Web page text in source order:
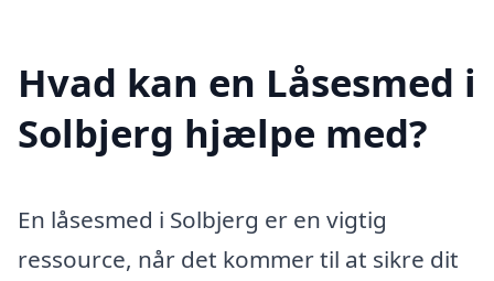
Hvad kan en Låsesmed i
Solbjerg hjælpe med?
En låsesmed i Solbjerg er en vigtig
ressource, når det kommer til at sikre dit